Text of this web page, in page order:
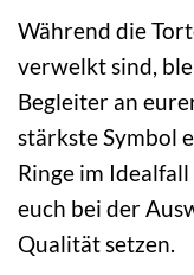
Während die
verwelkt sind,
Begleiter an
stärkste Symbol
Ringe im
euch bei der
Qualität setzen.